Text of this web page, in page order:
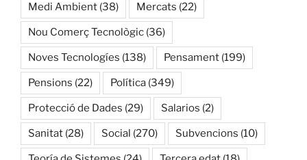
Medi Ambient (38) Mercats (22)
Nou Comerç Tecnològic (36)
Noves Tecnologíes (138) Pensament (199)
Pensions (22) Política (349)
Protecció de Dades (29) Salarios (2)
Sanitat (28) Social (270) Subvencions (10)